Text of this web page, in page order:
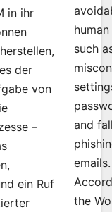
in ihr
der
von
–
ein Ruf
such
and
emails.
the